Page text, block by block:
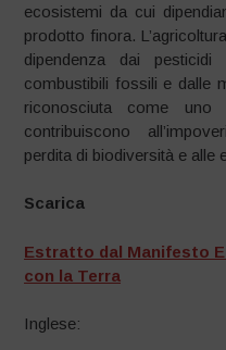
ecosistemi da cui
prodotto finora.
dipendenza dai
combustibili fossili e dalle
riconosciuta come
contribuiscono
perdita di biodiversità e alle
Scarica
Estratto dal Manifesto
con la Terra
Inglese: